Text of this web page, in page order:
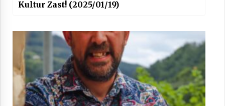
Kultur Zast! (2025/01/19)